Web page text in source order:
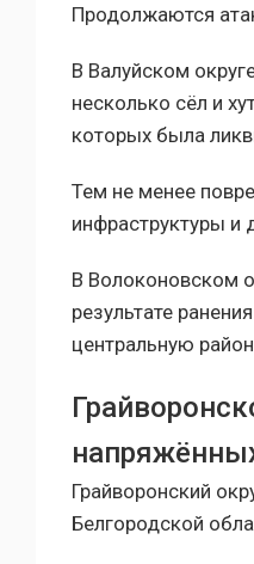
Продолжаются
В Валуйском
несколько сёл и
которых была
Тем не менее
инфраструктуры и
В Волоконовском
результате
центральную
Грайворонский
Белгородской